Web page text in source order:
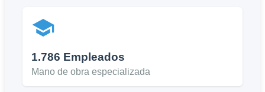
1.786 Empleados
Mano de obra especializada